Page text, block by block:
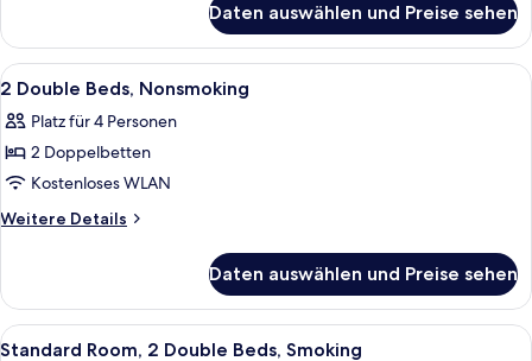
anzeigen
1 King-
Bett,
barrierefrei,
(Upgrade)
Daten auswählen und Preise sehen
Alle
Fotos
für
2
Double
Beds,
Ein Hotelzimmer mit zwei Betten,
13
2 Double Beds, Nonsmoking
Platz für 4 Personen
2 Doppelbetten
Kostenloses WLAN
Weitere Details
Weitere
Double
Beds,
Nonsmoking
Daten auswählen und Preise sehen
Alle
Ein Hotelzimmer mit zwei Betten,
1
Standard Room, 2 Double Beds, Smoking